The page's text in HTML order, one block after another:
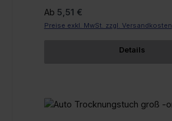
Regulärer Preis:
Ab 5,51 €
Preise exkl. MwSt. zzgl. Versandkosten
Details